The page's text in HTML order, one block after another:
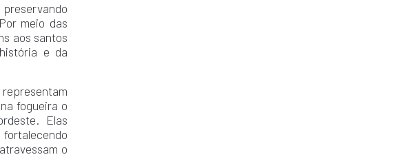
meio das
aos santos
e da
fogueira o
Elas
fortalecendo
o